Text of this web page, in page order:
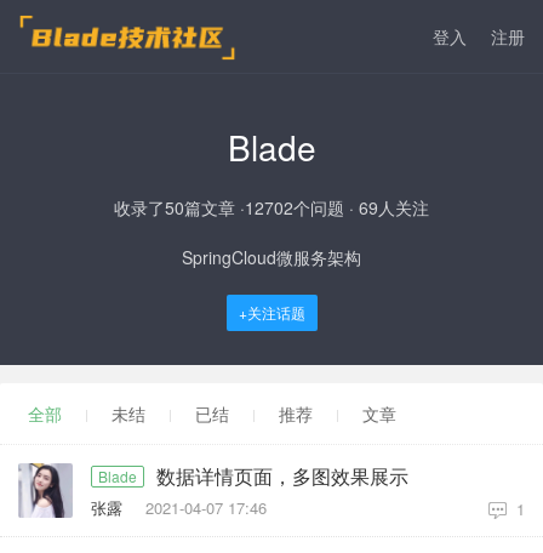
登入 注册
Blade
收录了50篇文章 ·12702个问题 · 69人关注
SpringCloud微服务架构
+关注话题
全部 未结 已结 推荐 文章
Blade 数据详情页面，多图效果展示
张露 2021-04-07 17:46 1